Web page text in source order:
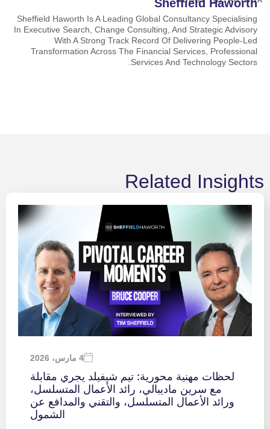
Sheffield Haworth
Sheffield Haworth Is A Leading Global Consultancy Specialising
In Executive Search, Change Consulting, And Strategic Advisory
With A Strong Track Record Of Delivering People-Led
Transformation Across The Financial Services, Professional
Services And Technology Sectors.
Related Insights
4 مارس، 2026
لحظات مهنية محورية: تيم شيفيلد يجري مقابلة
مع سرين ماديبالي، رائد الأعمال المتسلسل،
ورائد الأعمال المتسلسل، والتقني والمدافع عن
الشمول